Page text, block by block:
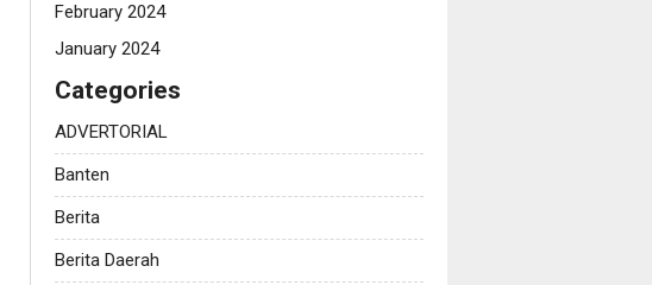
February 2024
January 2024
Categories
ADVERTORIAL
Banten
Berita
Berita Daerah